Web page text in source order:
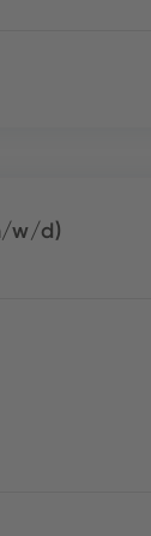
w/d)